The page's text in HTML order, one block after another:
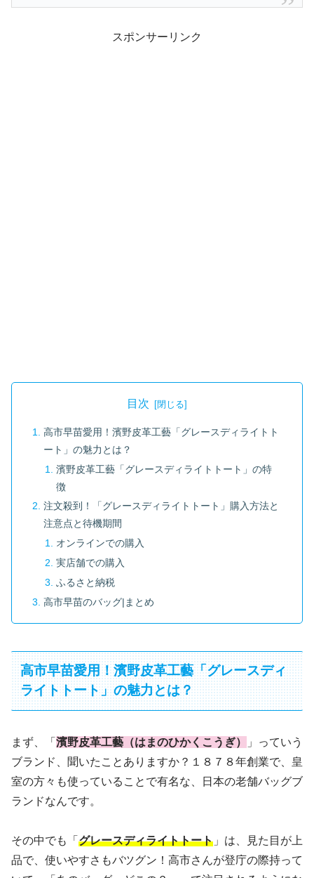
スポンサーリンク
目次
高市早苗愛用！濱野皮革工藝「グレースディライトト
ート」の魅力とは？
濱野皮革工藝「グレースディライトトート」の特
徴
注文殺到！「グレースディライトトート」購入方法と
注意点と待機期間
オンラインでの購入
実店舗での購入
ふるさと納税
高市早苗のバッグ|まとめ
高市早苗愛用！濱野皮革工藝「グレースディ
ライトトート」の魅力とは？
まず、「 濱野皮革工藝（はまのひかくこう ぎ）
」っていう
ブランド、聞いたことありますか？１８７８年創業で、皇
室の方々も使っていることで有名な、日本の老舗バッグブ
ランドなんです。
その中でも「 グレースディライトトート 」は、見た目が上
品で、使いやすさもバツグン！高市さんが登庁の際持って